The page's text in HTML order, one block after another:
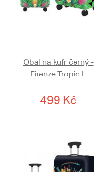
Obal na kufr černý -
Firenze Tropic L
499 Kč